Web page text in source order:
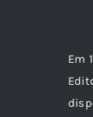
Em